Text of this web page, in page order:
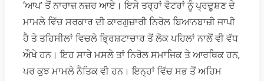
‘ਆਪ’ ਤੋਂ ਨਾਰਾਜ਼ ਨਜ਼ਰ ਆਏ। ਇਸੇ ਤਰ੍ਹਾਂ ਵੋਟਰਾਂ ਨੂੰ ਪ੍ਰਦੂਸ਼ਣ ਦੇ
ਮਾਮਲੇ ਵਿੱਚ ਸਰਕਾਰ ਦੀ ਕਾਰਗੁਜ਼ਾਰੀ ਨਿਰੋਲ ਬਿਆਨਬਾਜ਼ੀ ਜਾਪੀ
ਹੈ ਤੇ ਤਹਿਸੀਲਾਂ ਵਿਚਲੇ ਭ੍ਰਿਸ਼ਟਾਚਾਰ ਤੋਂ ਲੋਕ ਪਹਿਲਾਂ ਨਾਲੋਂ ਵੀ ਵੱਧ
ਔਖੇ ਹਨ। ਇਹ ਸਾਰੇ ਮਸਲੇ ਤਾਂ ਨਿਰੋਲ ਸਮਾਜਿਕ ਤੇ ਆਰਥਿਕ ਹਨ,
ਪਰ ਕੁਝ ਮਾਮਲੇ ਨੈਤਿਕ ਵੀ ਹਨ। ਇਨ੍ਹਾਂ ਵਿੱਚ ਸਭ ਤੋਂ ਅਹਿਮ